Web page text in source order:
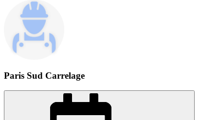
Paris Sud Carrelage